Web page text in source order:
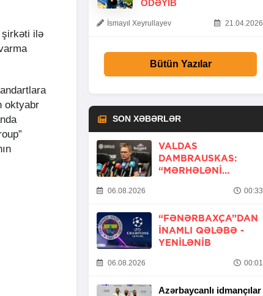
şirkəti ilə
oktyabr
ÖDƏYIB
İsmayıl Xeyrullayev 21.04.2026
Bütün Yazılar
SON XƏBƏRLƏR
VALDAS
DAMBRAUSKAS:
“MƏRHƏLƏNI
06.08.2026 00:33
“FƏNƏRBAXÇA”DAN
INAMLI QƏLƏBƏ -
YENİLƏNİB
06.08.2026 00:01
Azərbaycanlı idmançılar